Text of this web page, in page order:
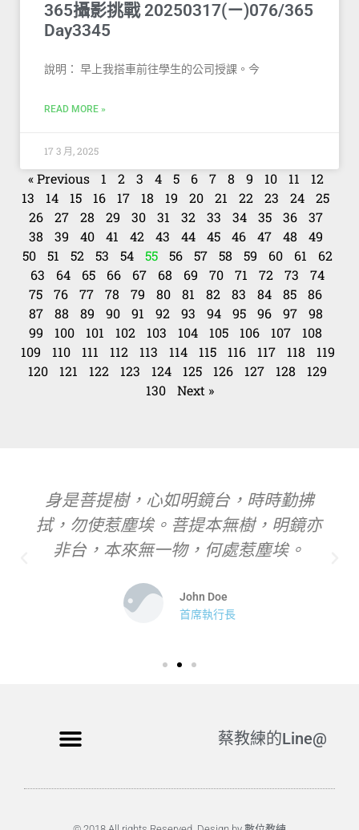
365攝影挑戰 20250317(ㄧ)076/365
Day3345
說明： 早上我搭車前往學生的公司授課。今
READ MORE »
17 3 月, 2025
« Previous 1 2 3 4 5 6 7 8 9 10 11
12
13
14 15 16 17 18 19 20 21 22 23 24
25
26
27 28 29 30 31 32 33 34 35 36
37
38
39 40 41 42 43 44 45 46 47 48
49
50
51 52 53 54 55 56 57 58 59 60 61
62
63
64 65 66 67 68 69 70 71 72 73
74
75
76 77 78 79 80 81 82 83 84 85
86
87
88 89 90 91 92 93 94 95 96 97
98
99
100 101 102 103 104 105 106 107
108
109
110 111 112 113 114 115 116 117 118
119
120
121 122 123 124 125 126 127 128
129
130
Next »
身是菩提樹，心如明鏡台，時時勤拂
拭，勿使惹塵埃。菩提本無樹，明鏡亦
非台，本來無一物，何處惹塵埃。
John Doe
首席執行長
蔡教練的Line@